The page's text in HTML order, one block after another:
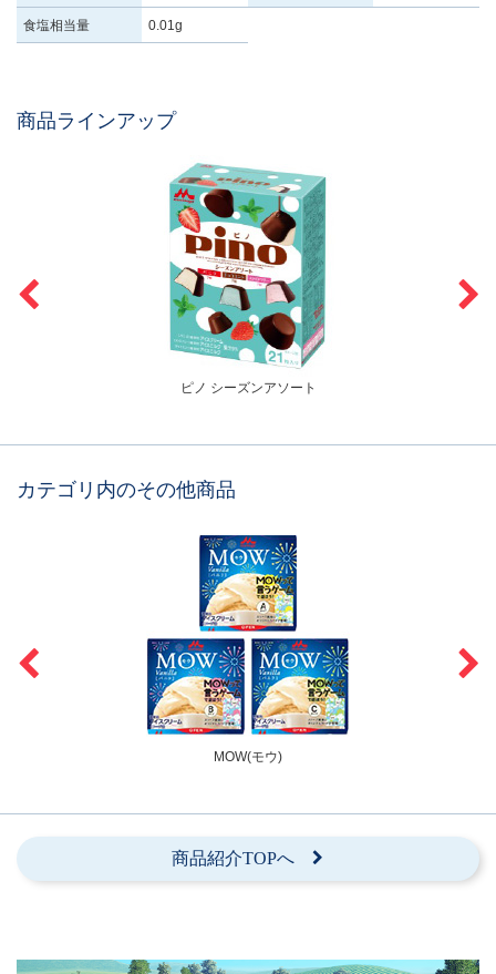
食塩相当量 0.01g
商品ラインアップ
ピノ シーズンアソート
カテゴリ内のその他商品
MOW(モウ)
商品紹介TOPへ